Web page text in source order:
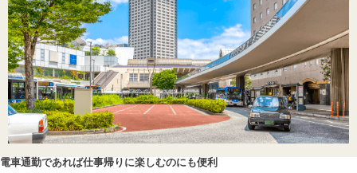
電車通勤であれば仕事帰りに楽しむのにも便利